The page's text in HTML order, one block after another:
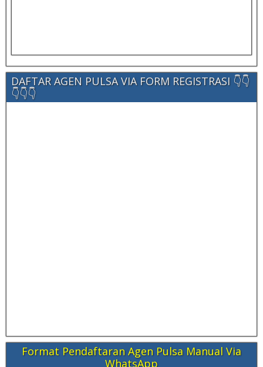
DAFTAR AGEN PULSA VIA FORM REGISTRASI 👇👇
👇👇👇
Format Pendaftaran Agen Pulsa Manual Via
WhatsApp